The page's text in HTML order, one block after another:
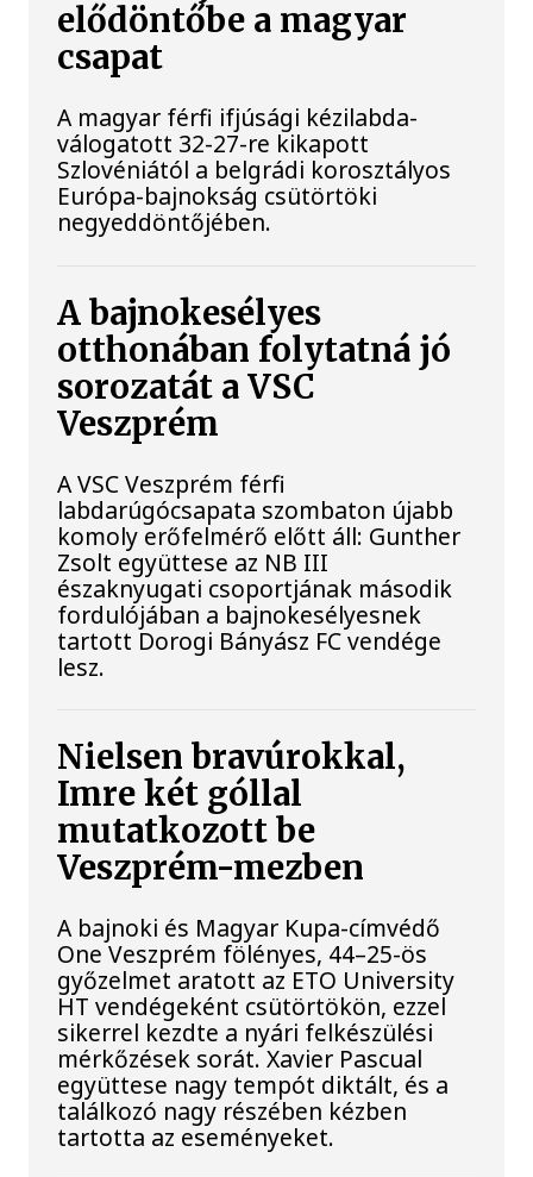
elődöntőbe a magyar
csapat
A magyar férfi ifjúsági kézilabda-
válogatott 32-27-re kikapott
Szlovéniától a belgrádi korosztályos
Európa-bajnokság csütörtöki
negyeddöntőjében.
A bajnokesélyes
otthonában folytatná jó
sorozatát a VSC
Veszprém
A VSC Veszprém férfi
labdarúgócsapata szombaton újabb
komoly erőfelmérő előtt áll: Gunther
Zsolt együttese az NB III
északnyugati csoportjának második
fordulójában a bajnokesélyesnek
tartott Dorogi Bányász FC vendége
lesz.
Nielsen bravúrokkal,
Imre két góllal
mutatkozott be
Veszprém-mezben
A bajnoki és Magyar Kupa-címvédő
One Veszprém fölényes, 44–25-ös
győzelmet aratott az ETO University
HT vendégeként csütörtökön, ezzel
sikerrel kezdte a nyári felkészülési
mérkőzések sorát. Xavier Pascual
együttese nagy tempót diktált, és a
találkozó nagy részében kézben
tartotta az eseményeket.